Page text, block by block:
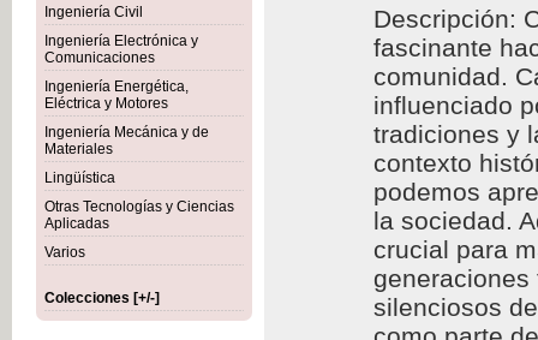
Ingeniería Civil
Ingeniería Electrónica y
Comunicaciones
Ingeniería Energética,
Eléctrica y Motores
Ingeniería Mecánica y de
Materiales
Lingüística
Otras Tecnologías y Ciencias
Aplicadas
Varios
Colecciones [+/-]
Descripción:
fascinante
comunidad.
influenciado
tradiciones y
contexto
podemos
la sociedad.
crucial para
silenciosos